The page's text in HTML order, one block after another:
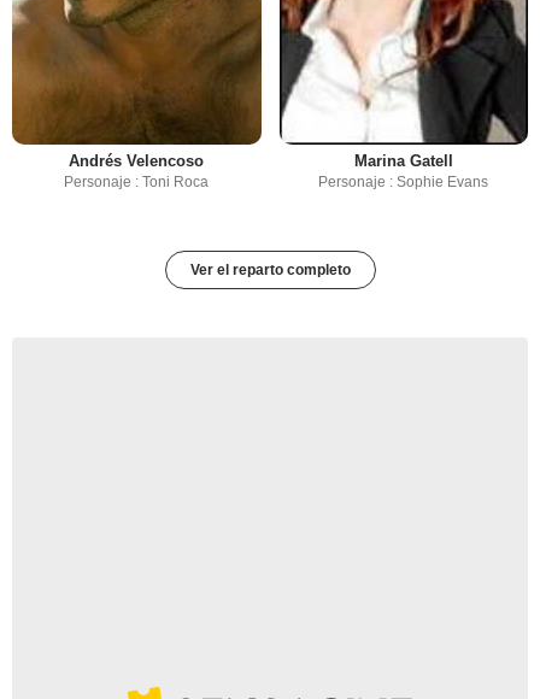
Andrés Velencoso
Personaje : Toni Roca
Marina Gatell
Personaje : Sophie Evans
Ver el reparto completo